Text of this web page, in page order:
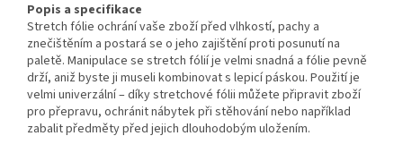
Popis a specifikace
Stretch fólie ochrání vaše zboží před vlhkostí, pachy a
znečištěním a postará se o jeho zajištění proti posunutí na
paletě. Manipulace se stretch fólií je velmi snadná a fólie pevně
drží, aniž byste ji museli kombinovat s lepicí páskou. Použití je
velmi univerzální – díky stretchové fólii můžete připravit zboží
pro přepravu, ochránit nábytek při stěhování nebo například
zabalit předměty před jejich dlouhodobým uložením.